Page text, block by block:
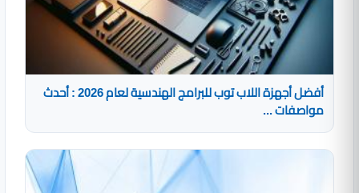
أفضل أجهزة اللاب توب للبرامج الهندسية لعام 2026 : أحدث
مواصفات ...